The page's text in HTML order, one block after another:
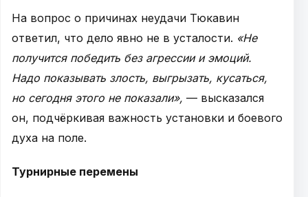
На вопрос о причинах неудачи Тюкавин
ответил, что дело явно не в усталости. «Не
получится победить без агрессии и эмоций.
Надо показывать злость, выгрызать, кусаться,
но сегодня этого не показали», — высказался
он, подчёркивая важность установки и боевого
духа на поле.
Турнирные перемены